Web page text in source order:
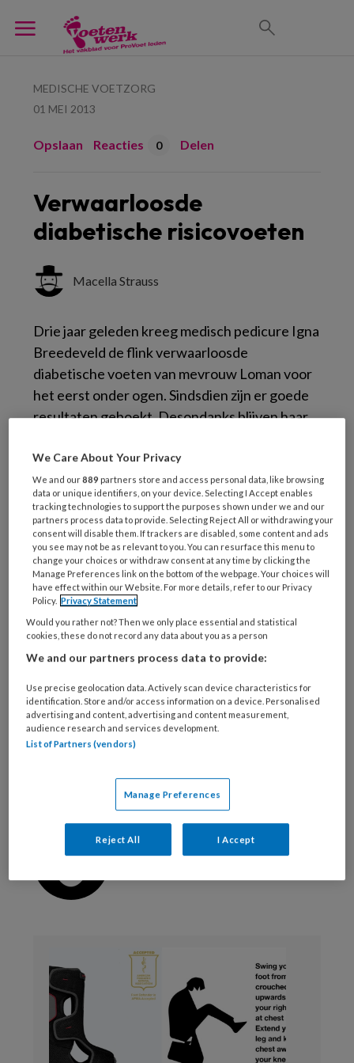
MEDISCHE VOETZORG
01 MEI 2013
Opslaan Reacties 0 Delen
Verwaarloosde
diabetische risicovoeten
Macella Strauss
Drie jaar geleden kreeg medisch pedicure Igna
Breedeveld de flink verwaarloosde
diabetische voeten van mevrouw Loman voor
het eerst onder ogen. Sindsdien zijn er goede
resultaten geboekt. Desondanks blijven haar
aandacht vragen van de verschillende
disciplines innen de diabetische zorggroep.
Verwaarloosde diabetische risicovoeten.
Podopost2013 mei;26(4)(PDF).
Reageer op dit artikel Deel dit artikel
atrofische huid diabetische voet
pes planovalgi Risicovoeten
Simm's classificatie
verwaarloosde voet
Macella Strauss
Redactiecoördinator Vakblad
We Care About Your Privacy
We and our889 partners store and access personal data, like browsing
data or unique identifiers, on your device. Selecting I Accept enables
tracking technologies to support the purposes shown under we and our
partners process data to provide. Selecting Reject All or withdrawing your
consent will disable them. If trackers are disabled, some content and ads
you see may not be as relevant to you. You can resurface this menu to
change your choices or withdraw consent at any time by clicking the
Manage Preferences link on the bottom of the webpage. Your choices will
have effect within our Website. For more details, refer to our Privacy
Policy. Privacy Statement
Would you rather not? Then we only place essential and statistical
cookies, these do not record any data about you as a person
We and our partners process data to provide:
Use precise geolocation data. Actively scan device characteristics for
identification. Store and/or access information on a device. Personalised
advertising and content, advertising and content measurement,
audience research and services development.
List of Partners (vendors)
Manage Preferences
Reject All I Accept